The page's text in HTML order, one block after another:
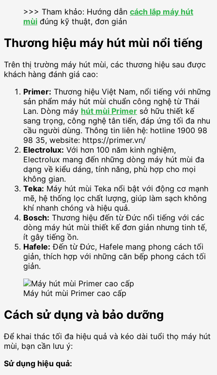
>>> Tham khảo: Hướng dẫn cách lắp máy hút
mùi đúng kỹ thuật, đơn giản
Thương hiệu máy hút mùi nổi tiếng
Trên thị trường máy hút mùi, các thương hiệu sau được
khách hàng đánh giá cao:
Primer: Thương hiệu Việt Nam, nổi tiếng với những
sản phẩm máy hút mùi chuẩn công nghệ từ Thái
Lan. Dòng máy hút mùi Primer sở hữu thiết kế
sang trọng, công nghệ tân tiến, đáp ứng tối đa nhu
cầu người dùng. Thông tin liên hệ: hotline 1900 98
98 35, website: https://primer.vn/
Electrolux: Với hơn 100 năm kinh nghiệm,
Electrolux mang đến những dòng máy hút mùi đa
dạng về kiểu dáng, tính năng, phù hợp cho mọi
không gian.
Teka: Máy hút mùi Teka nổi bật với động cơ mạnh
mẽ, hệ thống lọc chất lượng, giúp làm sạch không
khí nhanh chóng và hiệu quả.
Bosch: Thương hiệu đến từ Đức nổi tiếng với các
dòng máy hút mùi thiết kế đơn giản nhưng tinh tế,
ít gây tiếng ồn.
Hafele: Đến từ Đức, Hafele mang phong cách tối
giản, thích hợp với những căn bếp phong cách tối
giản.
Máy hút mùi Primer cao cấp
Cách sử dụng và bảo dưỡng
Để khai thác tối đa hiệu quả và kéo dài tuổi thọ máy hút
mùi, bạn cần lưu ý:
Sử dụng hiệu quả: